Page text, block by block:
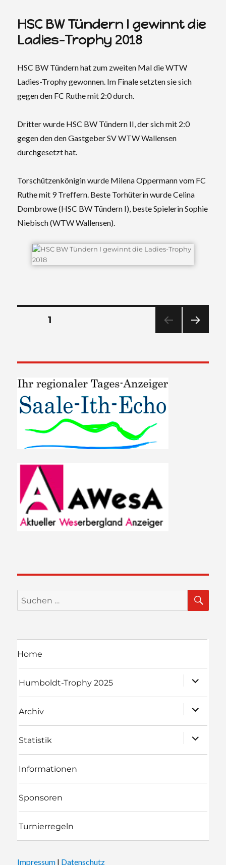
HSC BW Tündern I gewinnt die
Ladies-Trophy 2018
HSC BW Tündern hat zum zweiten Mal die WTW
Ladies-Trophy gewonnen. Im Finale setzten sie sich
gegen den FC Ruthe mit 2:0 durch.
Dritter wurde HSC BW Tündern II, der sich mit 2:0
gegen den den Gastgeber SV WTW Wallensen
durchgesetzt hat.
Torschützenkönigin wurde Milena Oppermann vom FC
Ruthe mit 9 Treffern. Beste Torhüterin wurde Celina
Dombrowe (HSC BW Tündern I), beste Spielerin Sophie
Niebisch (WTW Wallensen).
Seitennummerierung
Beiträge
SEITE1
E
Suchen
nach:
Home
Humboldt-Trophy 2025
öffnen
Archiv
öffnen
Statistik
öffnen
Informationen
Sponsoren
Turnierregeln
Impressum | Datenschutz